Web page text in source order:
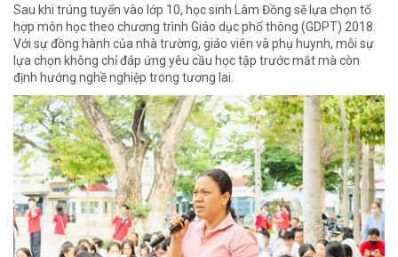
Sau khi trúng tuyển vào lớp 10, học sinh Lâm Đồng sẽ lựa chọn tổ
hợp môn học theo chương trình Giáo dục phổ thông (GDPT) 2018.
Với sự đồng hành của nhà trường, giáo viên và phụ huynh, mỗi sự
lựa chọn không chỉ đáp ứng yêu cầu học tập trước mắt mà còn
định hướng nghề nghiệp trong tương lai.